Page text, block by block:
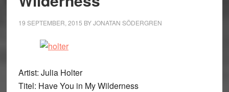
19 SEPTEMBER, 2015 BYJONATAN SÖDERGREN
Artist: Julia Holter
Titel: Have You in My Wilderness